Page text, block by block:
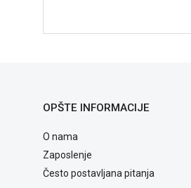
OPŠTE INFORMACIJE
O nama
Zaposlenje
Često postavljana pitanja